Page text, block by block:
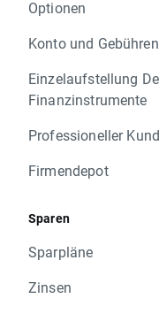
Optionen
Konto und Gebühren
Einzelaufstellung
Finanzinstrumente
Professioneller
Firmendepot
Sparen
Sparpläne
Zinsen